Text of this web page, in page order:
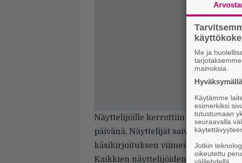
Näyttelijöille kerrottiin murhaajan
päivänä. Näyttelijät saivat myös
käsikirjoituksen viimeiset
Kaikkien näyttelijöiden oli vielä
Me ja
mainoksia.
Käytämme
esimerkiksi
tutustumaan
seuraavalla
Jotkin
oikeutettu